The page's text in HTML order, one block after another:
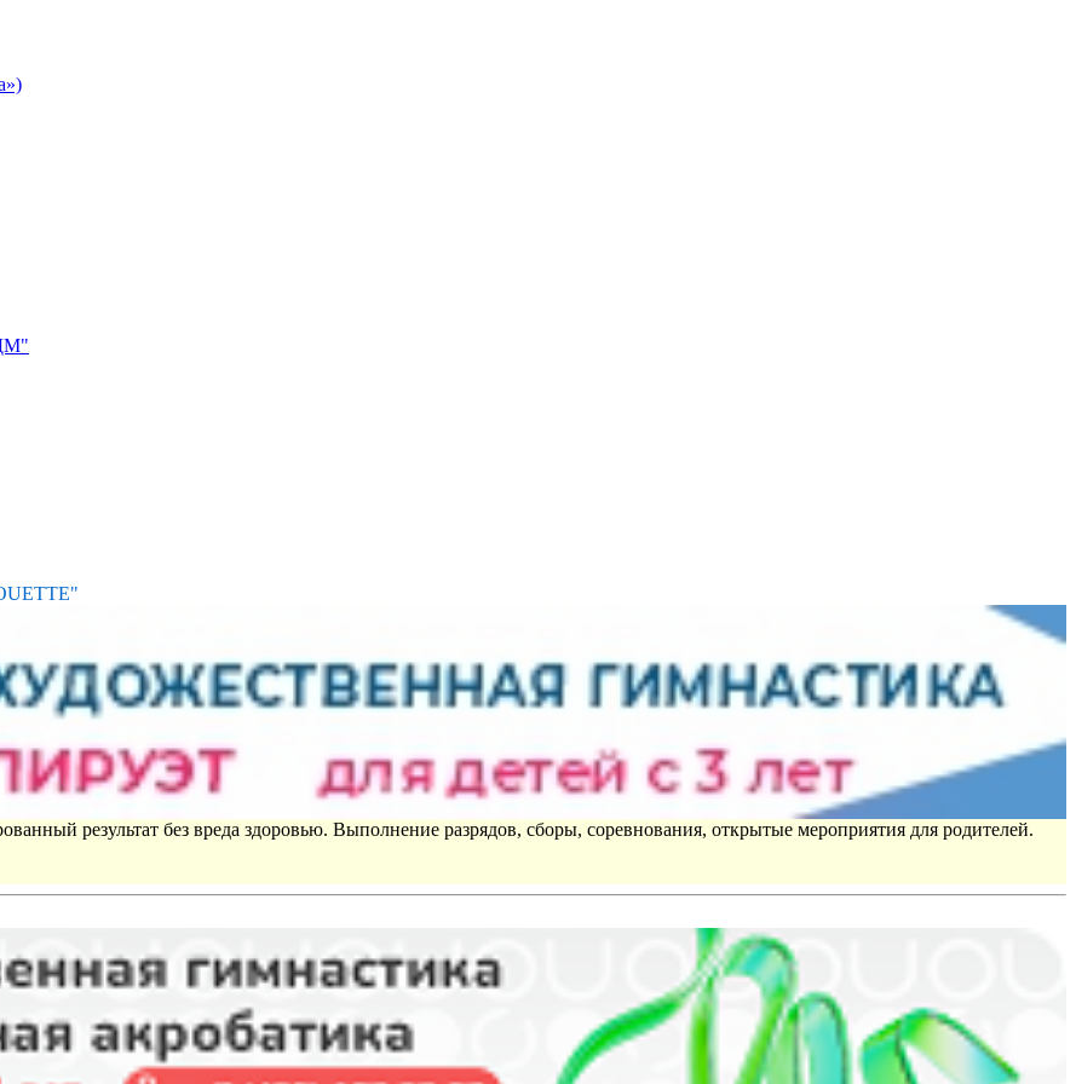
результат без вреда здоровью. Выполнение разрядов, сборы, соревнования, открытые мероприятия для родителей.